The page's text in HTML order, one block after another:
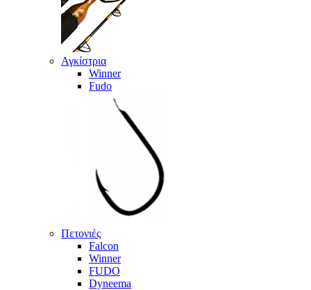
Αγκίστρια
Winner
Fudo
Πετονιές
Falcon
Winner
FUDO
Dyneema